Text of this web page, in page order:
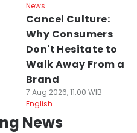
News
Cancel Culture:
Why Consumers
Don't Hesitate to
Walk Away From a
Brand
7 Aug 2026, 11:00 WIB
English
News